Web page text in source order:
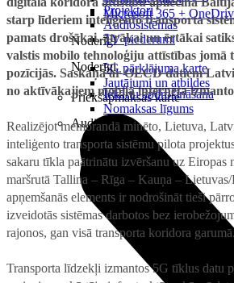
Microsoft 365 +
Noderīgi
5G pārklājuma karte
Jautājumi un atbildes
Priekšapmaksas karte
Projektori
Audiosistēmas
TV piederumi
Noderīgi
Iekārtu apdrošināšana
Nomaksas līgums
Audio
starp līderiem inteliģento transporta
pamats drošākai, ātrākai un ērtākai
valstis mobilo tehnoloģiju attīstības jomā
pozīcijās. Saskaņā ar OECD datiem
no aktīvākajiem mobilā interneta
Realizējot memorandā minēto, Lietuva,
inteliģento transporta sistēmu pilota
sakaru tīkla paātrinātu izvēršanu uz Eiropas
maršrutā Tallina – Rīga – Kauņa –
apņemšanās elements ir nodrošināt tieši
izveidotās sistēmas darbotos bez
rajonos, gan visā transporta koridora
Transporta līdzekļi izmantos 5G tīklus datu